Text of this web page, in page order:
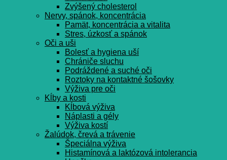
Zvýšený cholesterol
Nervy, spánok, koncentrácia
Pamät, koncentrácia a vitalita
Stres, úzkosť a spánok
Oči a uši
Bolesť a hygiena uší
Chrániče sluchu
Podráždené a suché oči
Roztoky na kontaktné šošovky
Výživa pre oči
Kĺby a kosti
Kĺbová výživa
Náplasti a gély
Výživa kostí
Žalúdok, črevá a trávenie
Špeciálna výživa
Histamínová a laktózová intolerancia